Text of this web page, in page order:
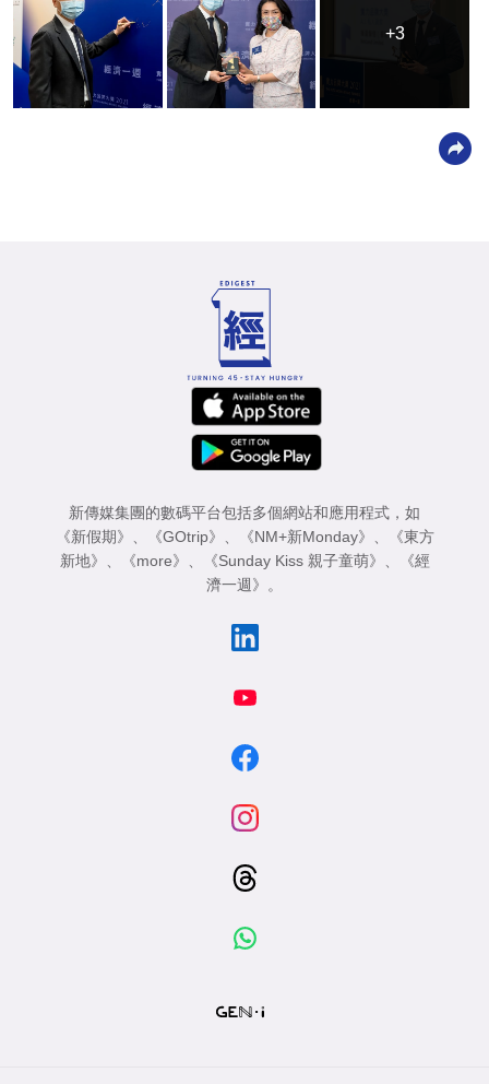
+3
+3
新傳媒集團的數碼平台包括多個網站和應用程式，如
《新假期》
《GOtrip》 《NM+新Monday》
《東方
新地》
《more》 《Sunday Kiss 親子童萌》
《經
濟一週》
。